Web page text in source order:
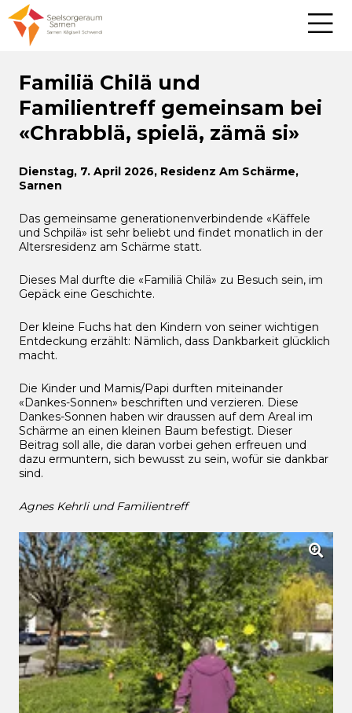
Familiä Chilä und
Familientreff gemeinsam bei
«Chrabblä, spielä, zämä si»
Dienstag, 7. April 2026, Residenz Am Schärme,
Sarnen
Das gemeinsame generationenverbindende «Käffele
und Schpilä» ist sehr beliebt und findet monatlich in der
Altersresidenz am Schärme statt.
Dieses Mal durfte die «Familiä Chilä» zu Besuch sein, im
Gepäck eine Geschichte.
Der kleine Fuchs hat den Kindern von seiner wichtigen
Entdeckung erzählt: Nämlich, dass Dankbarkeit glücklich
macht.
Die Kinder und Mamis/Papi durften miteinander
«Dankes-Sonnen» beschriften und verzieren. Diese
Dankes-Sonnen haben wir draussen auf dem Areal im
Schärme an einen kleinen Baum befestigt. Dieser
Beitrag soll alle, die daran vorbei gehen erfreuen und
dazu ermuntern, sich bewusst zu sein, wofür sie dankbar
sind.
Agnes Kehrli und Familientreff